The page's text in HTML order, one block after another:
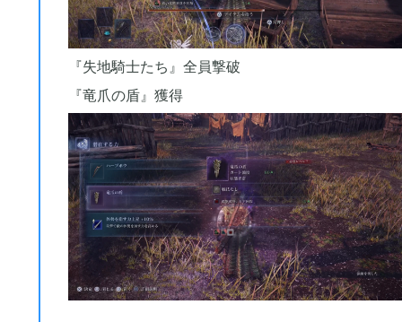
『失地騎士たち』全員撃破
『竜爪の盾』獲得
2019年04月 9
2019年03月
2019年01月 2
2018年12月 7
2018年11月 3